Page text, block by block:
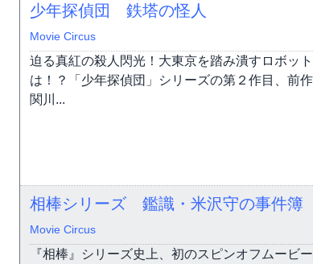
少年探偵団 鉄塔の怪人
Movie Circus
迫る真紅の殺人閃光！大東京を踏み潰すロボッ
は！？「少年探偵団」シリーズの第２作目、前
関川...
相棒シリーズ 鑑識・米沢守の事件簿
Movie Circus
『相棒』シリーズ史上、初のスピンオフムービ